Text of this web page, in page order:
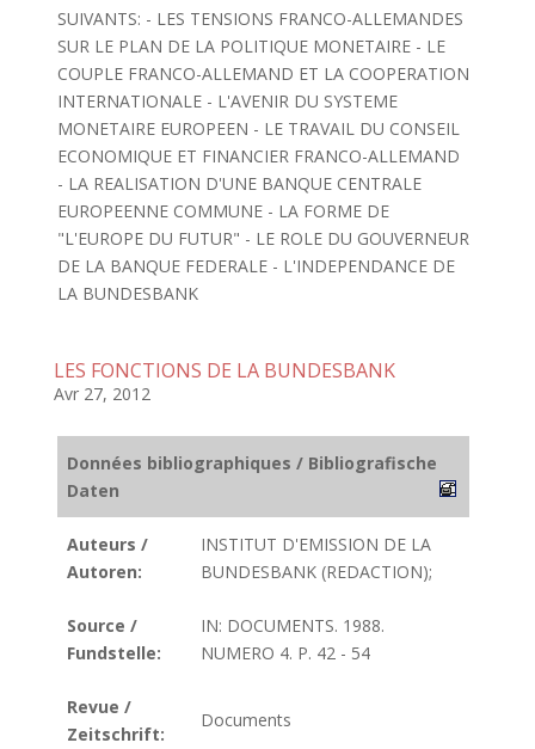
SUIVANTS: - LES TENSIONS FRANCO-ALLEMANDES
SUR LE PLAN DE LA POLITIQUE MONETAIRE - LE
COUPLE FRANCO-ALLEMAND ET LA COOPERATION
INTERNATIONALE - L'AVENIR DU SYSTEME
MONETAIRE EUROPEEN - LE TRAVAIL DU CONSEIL
ECONOMIQUE ET FINANCIER FRANCO-ALLEMAND
- LA REALISATION D'UNE BANQUE CENTRALE
EUROPEENNE COMMUNE - LA FORME DE
"L'EUROPE DU FUTUR" - LE ROLE DU GOUVERNEUR
DE LA BANQUE FEDERALE - L'INDEPENDANCE DE
LA BUNDESBANK
LES FONCTIONS DE LA BUNDESBANK
Avr 27, 2012
Données bibliographiques / Bibliografische
Daten
Auteurs /
Autoren:
INSTITUT D'EMISSION DE LA
BUNDESBANK (REDACTION);
Source /
Fundstelle:
IN: DOCUMENTS. 1988.
NUMERO 4. P. 42 - 54
Revue /
Zeitschrift:
Documents